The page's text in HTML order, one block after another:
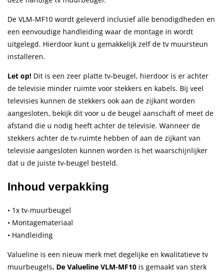
De VLM-MF10 wordt geleverd inclusief alle benodigdheden en
een eenvoudige handleiding waar de montage in wordt
uitgelegd. Hierdoor kunt u gemakkelijk zelf de tv muursteun
installeren.
Let op! Dit is een zeer platte tv-beugel, hierdoor is er achter
de televisie minder ruimte voor stekkers en kabels. Bij veel
televisies kunnen de stekkers ook aan de zijkant worden
aangesloten, bekijk dit voor u de beugel aanschaft of meet de
afstand die u nodig heeft achter de televisie. Wanneer de
stekkers achter de tv-ruimte hebben of aan de zijkant van
televisie aangesloten kunnen worden is het waarschijnlijker
dat u de juiste tv-beugel besteld.
Inhoud verpakking
• 1x tv-muurbeugel
• Montagemateriaal
• Handleiding
Valueline is een nieuw merk met degelijke en kwalitatieve tv
muurbeugels. De Valueline VLM-MF10 is gemaakt van sterk